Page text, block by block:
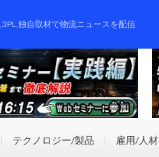
独自取材で物流ニュースを配信
テクノロジー/製品 雇用/人材